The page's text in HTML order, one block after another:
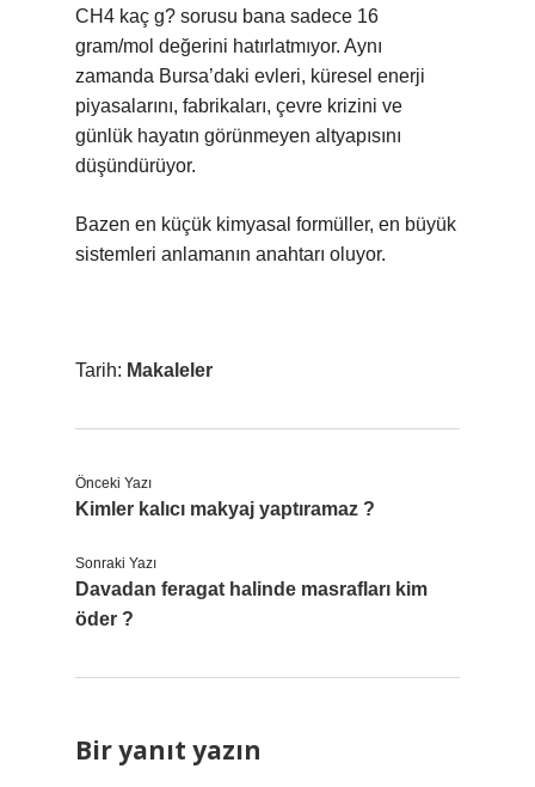
CH4 kaç g? sorusu bana sadece 16
gram/mol değerini hatırlatmıyor. Aynı
zamanda Bursa’daki evleri, küresel enerji
piyasalarını, fabrikaları, çevre krizini ve
günlük hayatın görünmeyen altyapısını
düşündürüyor.
Bazen en küçük kimyasal formüller, en büyük
sistemleri anlamanın anahtarı oluyor.
Tarih: Makaleler
Önceki Yazı
Kimler kalıcı makyaj yaptıramaz ?
Sonraki Yazı
Davadan feragat halinde masrafları kim
öder ?
Bir yanıt yazın